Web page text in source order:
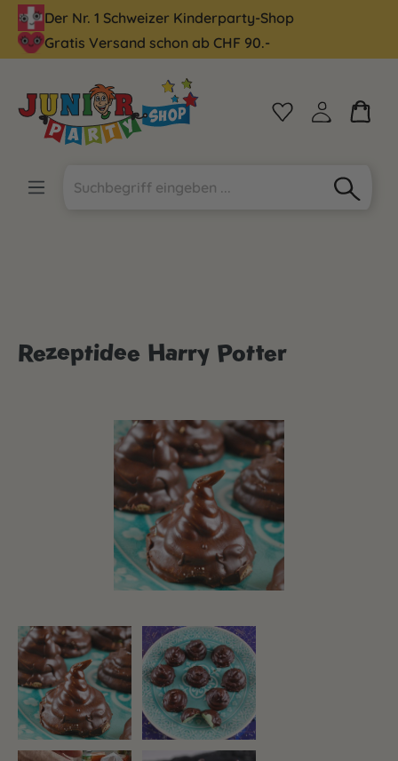
springen
Der Nr. 1 Schweizer Kinderparty-Shop
Gratis Versand schon ab CHF 90.-
Rezeptidee Harry Potter